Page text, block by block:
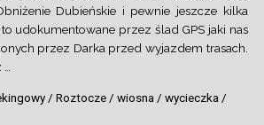
Dubieńskie i pewnie jeszcze kilka
udokumentowane przez ślad GPS jaki nas
przez Darka przed wyjazdem trasach.
/ Roztocze/ wiosna / wycieczka /